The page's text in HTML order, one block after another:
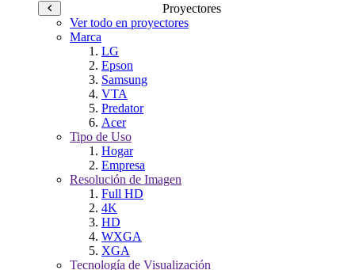
Proyectores
Ver todo en proyectores
Marca
LG
Epson
Samsung
VTA
Predator
Acer
Tipo de Uso
Hogar
Empresa
Resolución de Imagen
Full HD
4K
HD
WXGA
XGA
Tecnología de Visualización